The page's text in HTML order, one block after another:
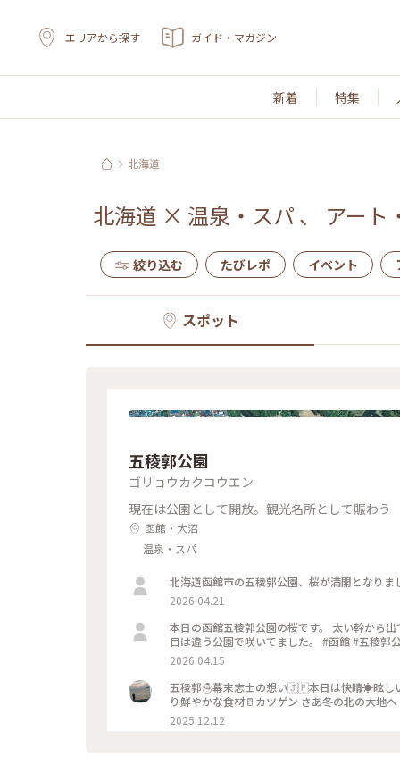
エリアから探す ガイド・マガジン
新着 特集
北海道
北海道 × 温泉・スパ 、 アート
絞り込む たびレポ イベント
スポット
五稜郭公園
ゴリョウカクコウエン
現在は公園として開放。観光名所として賑わう
函館・大沼
温泉・スパ
北海道函館市の五稜郭公園、桜が満開となり
2026.04.21
本日の函館五稜郭公園の桜です。 太い幹から
目は違う公園で咲いてました。 #函館 #五稜郭
2026.04.15
五稜郭☃️幕末志士の想い🇯🇵本日は快晴☀眩し
り鮮やかな食材🥛カツゲン さあ冬の北の大地へ
2025.12.12